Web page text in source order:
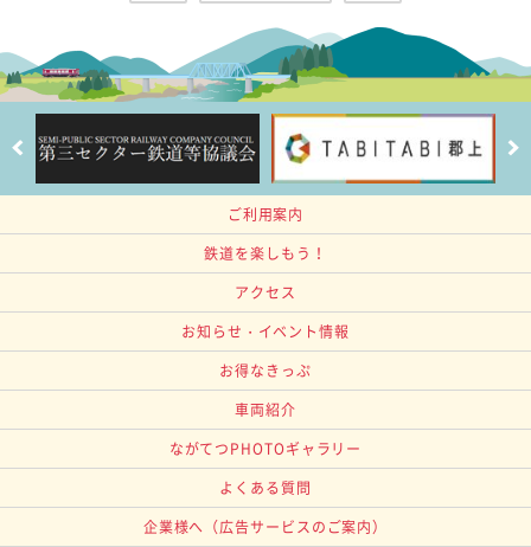
ご利用案内
鉄道を楽しもう！
アクセス
お知らせ・イベント情報
お得なきっぷ
車両紹介
ながてつPHOTOギャラリー
よくある質問
企業様へ （広告サービスのご案内）